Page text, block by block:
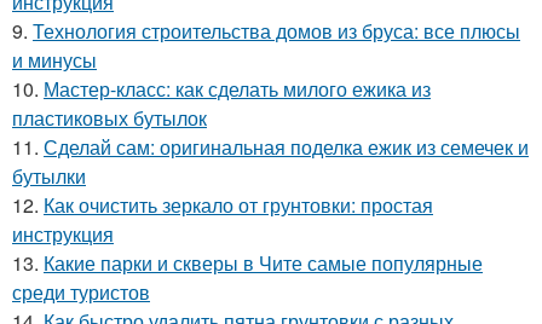
9. Технология строительства домов из бруса: все плюсы
и минусы
10. Мастер-класс: как сделать милого ежика из
пластиковых бутылок
11. Сделай сам: оригинальная поделка ежик из семечек и
бутылки
12. Как очистить зеркало от грунтовки: простая
инструкция
13. Какие парки и скверы в Чите самые популярные
среди туристов